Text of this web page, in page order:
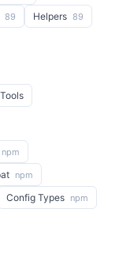
89 Helpers 89
npm
npm
Config Types npm